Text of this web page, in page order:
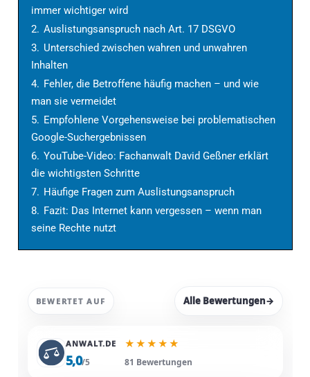
immer wichtiger wird
2. Auslistungsanspruch nach Art. 17 DSGVO
3. Unterschied zwischen wahren und unwahren
Inhalten
4. Fehler, die Betroffene häufig machen – und wie
man sie vermeidet
5. Empfohlene Vorgehensweise bei problematischen
Google-Suchergebnissen
6. YouTube-Video: Fachanwalt David Geßner erklärt
die wichtigsten Schritte
7. Häufige Fragen zum Auslistungsanspruch
8. Fazit: Das Internet kann vergessen – wenn man
seine Rechte nutzt
BEWERTET AUF Alle Bewertungen→
ANWALT.DE
5,0/5
★ ★ ★ ★ ★
81 Bewertungen